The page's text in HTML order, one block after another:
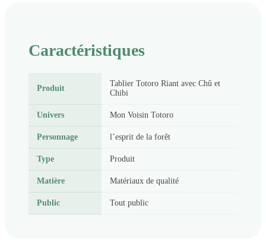
Caractéristiques
Produit
Tablier Totoro Riant avec Chû et
Chibi
Univers Mon Voisin Totoro
Personnage l’esprit de la forêt
Type Produit
Matière Matériaux de qualité
Public Tout public